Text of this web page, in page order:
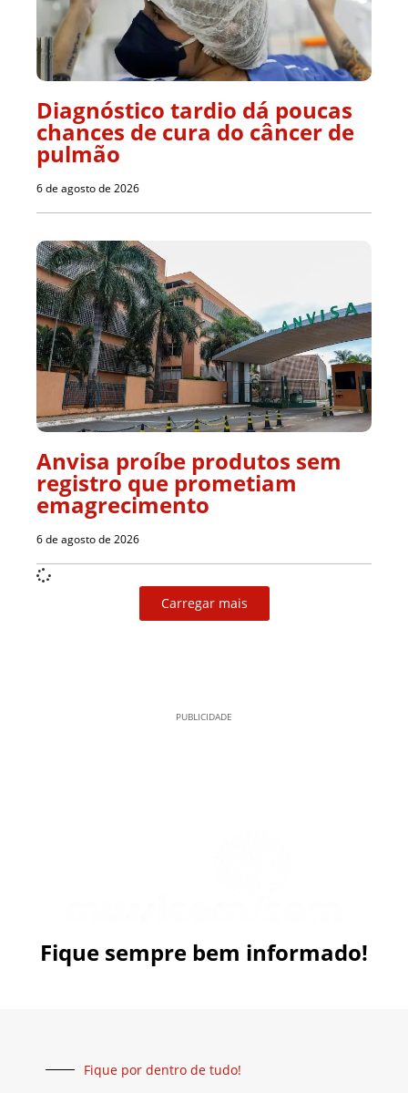
Diagnóstico tardio dá poucas
chances de cura do câncer de
pulmão
6 de agosto de 2026
Anvisa proíbe produtos sem
registro que prometiam
emagrecimento
6 de agosto de 2026
Carregar mais
PUBLICIDADE
Fique sempre bem informado!
Fique por dentro de tudo!